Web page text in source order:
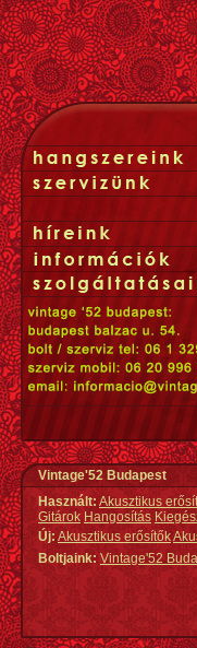
Vintage'52 Budapest
Használt: Akusztikus
Gitárok Hangosítás
Új:Akusztikus erősítők
Boltjaink: Vintage'52